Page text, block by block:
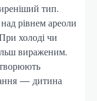
тип.
рівнем ареоли
холоді чи
вираженим.
— дитина